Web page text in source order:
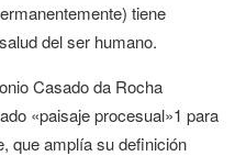
tiene
del ser humano.
Casado da Rocha
«paisaje procesual»1 para
que amplía su definición